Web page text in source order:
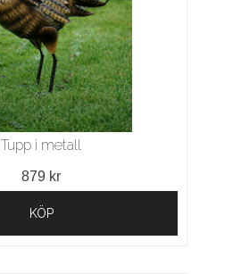
Tupp i metall
879 kr
KÖP